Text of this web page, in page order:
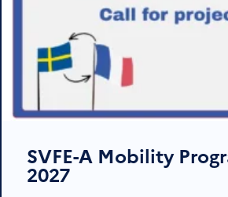
SVFE-A Mobility
2027